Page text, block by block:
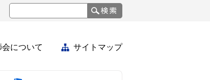
会について サイトマップ